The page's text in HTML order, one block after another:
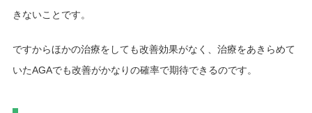
きないことです。
ですからほかの治療をしても改善効果がなく、治療をあきらめて
いたAGAでも改善がかなりの確率で期待できるのです。